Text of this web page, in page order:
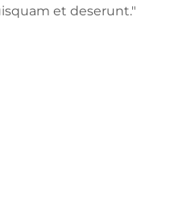
et deserunt."